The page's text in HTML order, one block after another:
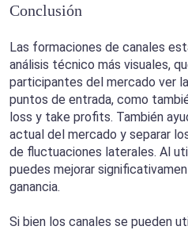
Conclusión
Las formaciones de canales
análisis técnico más visuales,
participantes del mercado ver
puntos de entrada, como
loss y take profits. También
actual del mercado y separar
de fluctuaciones laterales. Al
puedes mejorar
ganancia.
Si bien los canales se pueden